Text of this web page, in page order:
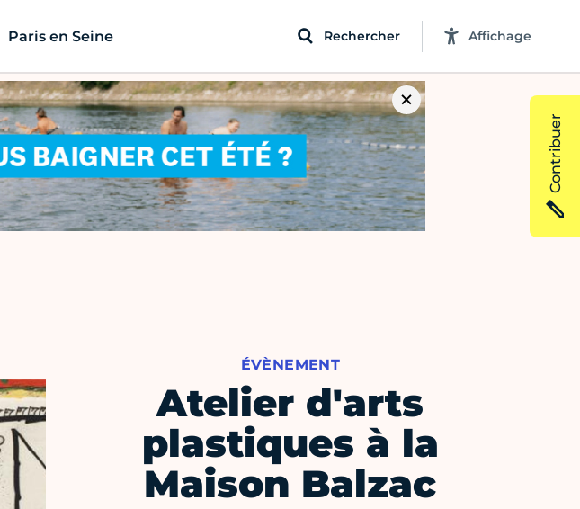
Paris en Seine Rechercher Affichage
ÉVÈNEMENT
Atelier d'arts
plastiques à la
Maison Balzac
Contribuer